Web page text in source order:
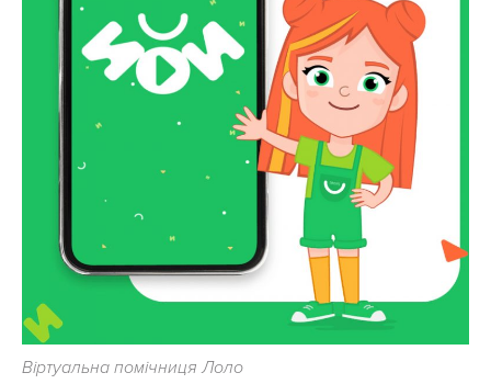
Віртуальна помічниця Лоло